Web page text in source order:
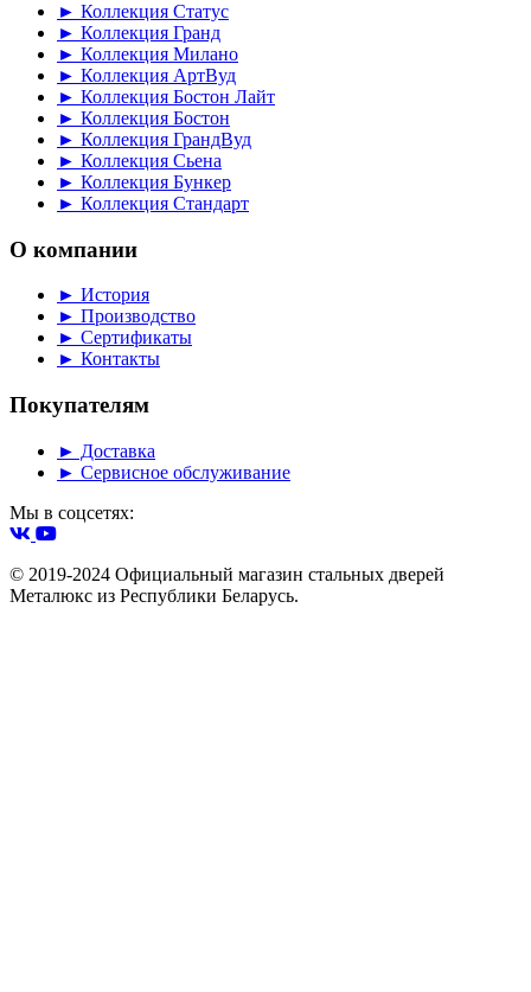
► Коллекция Статус
► Коллекция Гранд
► Коллекция Милано
► Коллекция АртВуд
► Коллекция Бостон Лайт
► Коллекция Бостон
► Коллекция ГрандВуд
► Коллекция Сьена
► Коллекция Бункер
► Коллекция Стандарт
О компании
► История
► Производство
► Сертификаты
► Контакты
Покупателям
► Доставка
► Сервисное обслуживание
Мы в соцсетях:
© 2019-2024 Официальный магазин стальных дверей
Металюкс из Республики Беларусь.